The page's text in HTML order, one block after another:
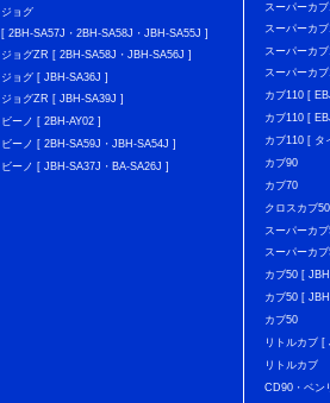
ジョグ
[ 2BH-SA57J・2BH-SA58J・JBH-SA55J ]
ジョグZR [ 2BH-SA58J・JBH-SA56J ]
ジョグ [ JBH-SA36J ]
ジョグZR [ JBH-SA39J ]
ビーノ [ 2BH-AY02 ]
ビーノ [ 2BH-SA59J・JBH-SA54J ]
ビーノ [ JBH-SA37J・BA-SA26J ]
スーパーカ
スーパーカ
スーパーカ
スーパーカ
カブ110 [
カブ110 [
カブ110 [ タ
カブ90
カブ70
クロスカブ
スーパーカ
スーパーカ
カブ50 [
カブ50 [
カブ50
リトルカブ
リトルカブ
CD90・ベン